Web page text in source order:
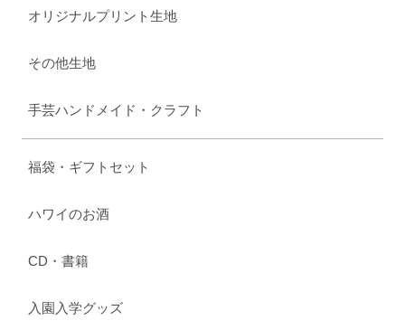
オリジナルプリント生地
その他生地
手芸ハンドメイド・クラフト
福袋・ギフトセット
ハワイのお酒
CD・書籍
入園入学グッズ